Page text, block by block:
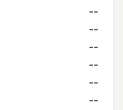
--
--
--
--
--
--